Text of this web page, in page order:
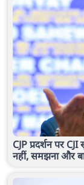
CJP प्रदर्शन पर
नहीं, समझना और